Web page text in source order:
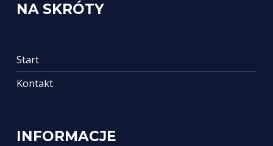
NA SKRÓTY
Start
Kontakt
INFORMACJE